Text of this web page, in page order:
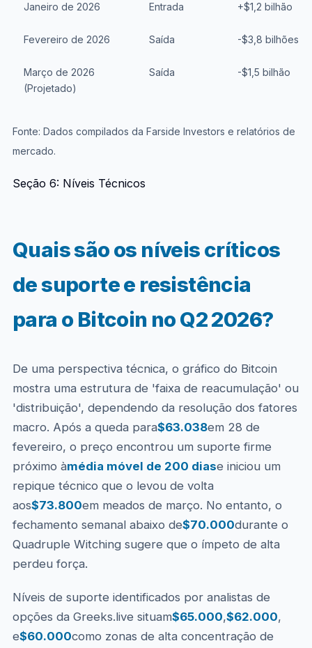
Janeiro de 2026 Entrada +$1,2 bilhão
Fevereiro de 2026 Saída -$3,8 bilhões
Março de 2026
(Projetado)
Saída -$1,5 bilhão
Fonte: Dados compilados da Farside Investors e relatórios de
mercado.
Seção 6: Níveis Técnicos
Quais são os níveis críticos
de suporte e resistência
para o Bitcoin no Q2 2026?
De uma perspectiva técnica, o gráfico do Bitcoin
mostra uma estrutura de 'faixa de reacumulação' ou
'distribuição', dependendo da resolução dos fatores
macro. Após a queda para$63.038em 28 de
fevereiro, o preço encontrou um suporte firme
próximo àmédia móvel de 200 diase iniciou um
repique técnico que o levou de volta
aos$73.800em meados de março. No entanto, o
fechamento semanal abaixo de$70.000durante o
Quadruple Witching sugere que o ímpeto de alta
perdeu força.
Níveis de suporte identificados por analistas de
opções da Greeks.live situam$65.000,$62.000,
e$60.000como zonas de alta concentração de